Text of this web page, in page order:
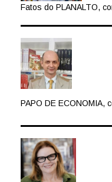
Fatos do PLANALTO,
PAPO DE ECONOMIA,